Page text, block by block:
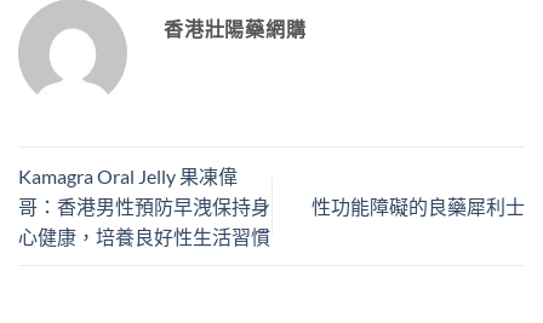
香港壯陽藥網購
Kamagra Oral Jelly 果凍偉
哥：香港男性預防早洩保持身
心健康，培養良好性生活習慣
性功能障礙的良藥犀利士